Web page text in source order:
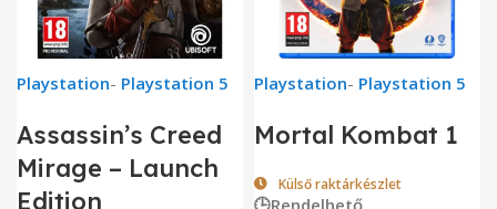
Playstation- Playstation 5
Assassin’s Creed
Mirage – Launch
Edition
Playstation- Playstation 5
Mortal Kombat 1
Külső raktárkészlet
🕒Rendelhető